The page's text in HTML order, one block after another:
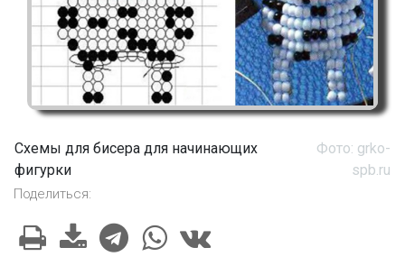
Схемы для бисера для начинающих
фигурки
Фото: grko-
spb.ru
Поделиться: